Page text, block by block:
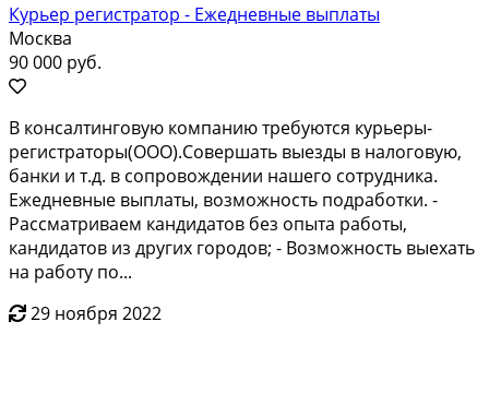
Курьер регистратор - Ежедневные выплаты
Москва
90 000 руб.
В консалтинговую компанию требуются курьеры-
регистраторы(ООО).Совершать выезды в налоговую,
банки и т.д. в сопровождении нашего сотрудника.
Ежедневные выплаты, возможность подработки. -
Рассматриваем кандидатов без опыта работы,
кандидатов из других городов; - Возможность выехать
на работу по...
29 ноября 2022